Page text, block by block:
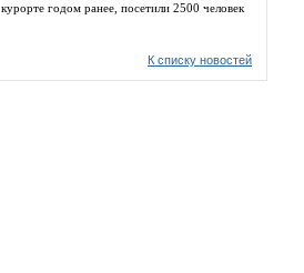
курорте годом ранее, посетили 2500 человек
К списку новостей